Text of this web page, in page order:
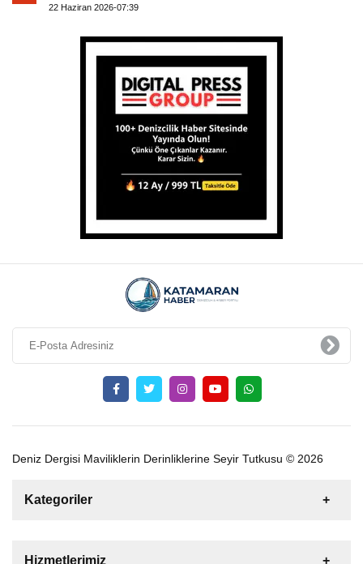
22 Haziran 2026-07:39
Deniz Dergisi Maviliklerin Derinliklerine Seyir Tutkusu © 2026
Kategoriler
Tekne
Hizmetlerimiz